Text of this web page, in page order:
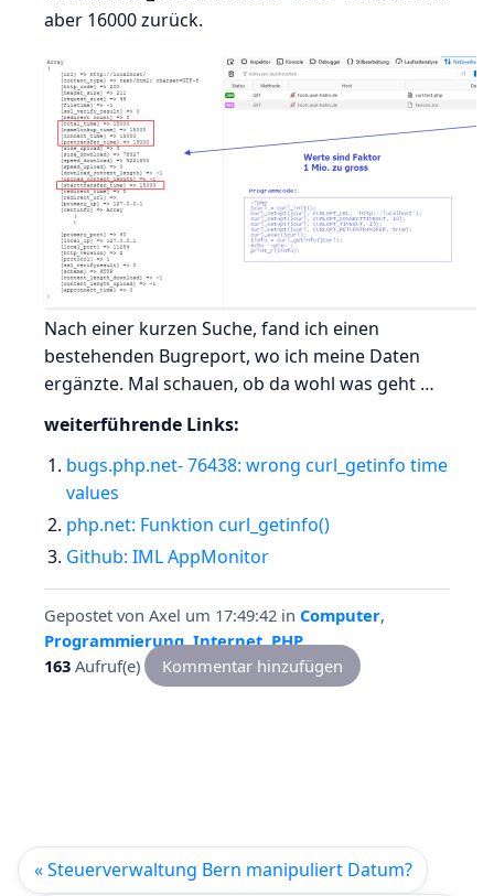
aber 16000 zurück.
Nach einer kurzen Suche, fand ich einen
bestehenden Bugreport, wo ich meine Daten
ergänzte. Mal schauen, ob da wohl was geht …
weiterführende Links:
bugs.php.net- 76438: wrong curl_getinfo time
values
php.net: Funktion curl_getinfo()
Github: IML AppMonitor
Gepostet von Axel um 17:49:42 in Computer,
Programmierung,Internet,PHP
163 Aufruf(e) Kommentar hinzufügen
« Steuerverwaltung Bern manipuliert Datum?